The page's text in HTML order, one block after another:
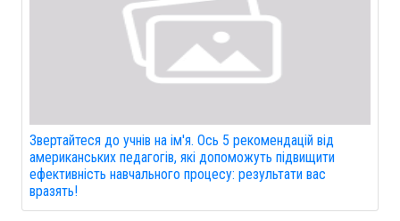
Звертайтеся до учнів на ім'я. Ось 5 рекомендацій від
американських педагогів, які допоможуть підвищити
ефективність навчального процесу: результати вас
вразять!